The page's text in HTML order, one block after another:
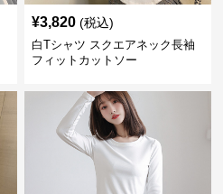
¥3,820 (税込)
白Tシャツ スクエアネック長袖
フィットカットソー